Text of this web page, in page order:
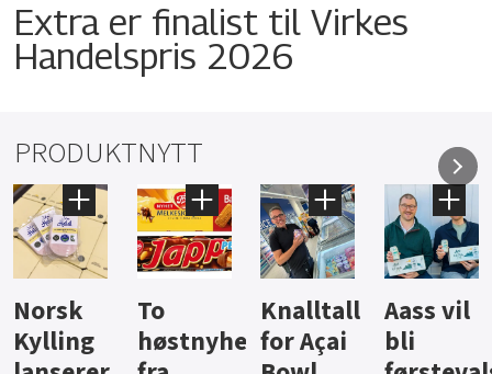
Extra er finalist til Virkes
Handelspris 2026
PRODUKTNYTT
Knalltall
for Açai
Aass vil
bli
Brus og
jus fra
Hard
iste fra